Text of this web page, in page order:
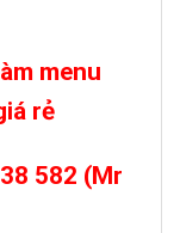
menu
rẻ
582 (Mr